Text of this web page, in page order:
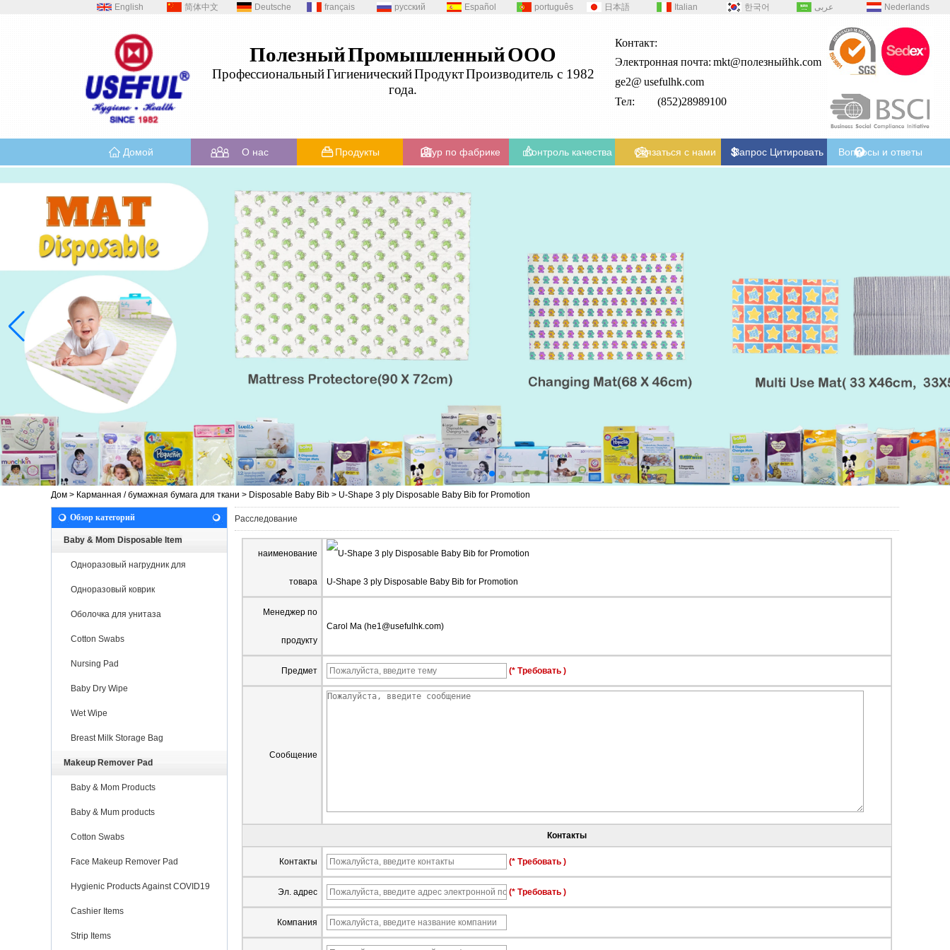
English 简体中文 Deutsche français русский Español português 日本語 Italian 한국어 عربى Nederlands
ПолезныйПромышленныйООО
ПрофессиональныйГигиеническийПродуктПроизводитель с 1982
года.
Контакт:
Электронная почта: mkt@полезныйhk.com
ge2@ usefulhk.com
Тел: (852)28989100
Домой О нас Продукты Тур по фабрике Контроль качества Связаться с нами Запрос Цитировать Вопросы и ответы
Дом > Карманная / бумажная бумага для ткани > Disposable Baby Bib > U-Shape 3 ply Disposable Baby Bib for Promotion
Обзор категорий
Baby & Mom Disposable Item
Одноразовый нагрудник для
новорожденных
Одноразовый коврик
Оболочка для унитаза
Cotton Swabs
Nursing Pad
Baby Dry Wipe
Wet Wipe
Breast Milk Storage Bag
Makeup Remover Pad
Baby & Mom Products
Baby & Mum products
Cotton Swabs
Face Makeup Remover Pad
Hygienic Products Against COVID19
Cashier Items
Strip Items
Расследование
наименование
товара U-Shape 3 ply Disposable Baby Bib for Promotion
Менеджер по
продукту
Carol Ma (he1@usefulhk.com)
Предмет (* Требовать )
Сообщение
Контакты
Контакты (* Требовать )
Эл. адрес (* Требовать )
Компания